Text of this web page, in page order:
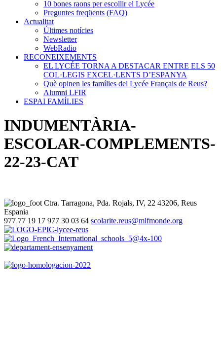
10 bones raons per escollir el Lycée
Preguntes freqüents (FAQ)
Actualitat
Últimes notícies
Newsletter
WebRadio
RECONEIXEMENTS
EL LYCÉE TORNA A DESTACAR ENTRE ELS 50
COL·LEGIS EXCEL·LENTS D’ESPANYA
Què opinen les famílies del Lycée Français de Reus?
Alumni LFIR
ESPAI FAMÍLIES
INDUMENTÀRIA-
ESCOLAR-COMPLEMENTS-
22-23-CAT
Ctra. Tarragona, Pda. Rojals, IV, 22 43206, Reus
Espania
977 77 19 17 977 30 03 64 scolarite.reus@mlfmonde.org